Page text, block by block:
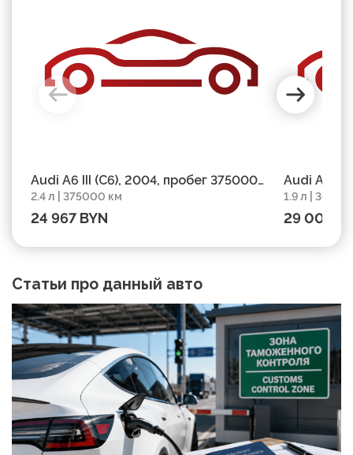
Audi A6 III (C6), 2004, пробег 375000
км
2.4 л | 375000 км
24 967 BYN
Audi A6
303650 км
1.9 л |
29 003
Статьи про данный авто